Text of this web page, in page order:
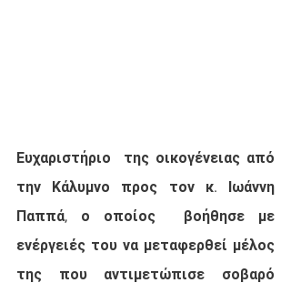
Ευχαριστήριο  της οικογένειας από
την Κάλυμνο προς τον κ. Ιωάννη
Παππά, ο οποίος  βοήθησε με
ενέργειές του να μεταφερθεί μέλος
της που αντιμετώπισε σοβαρό